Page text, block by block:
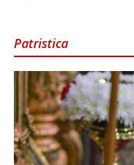
Patristica